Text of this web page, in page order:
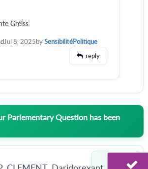
Gréiss
Jul 8, 2025bySensibilitéPolitique
reply
Parlementary Question has been